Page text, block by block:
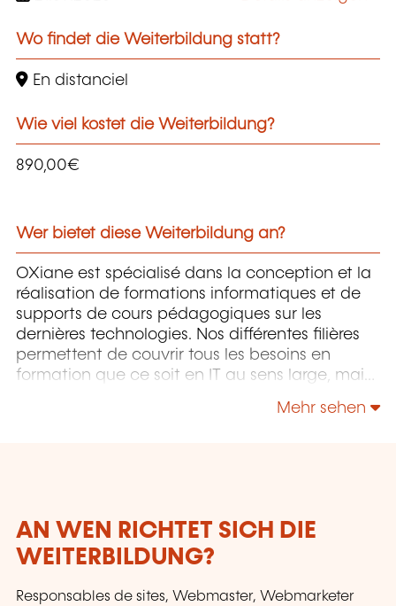
Wo findet die Weiterbildung statt?
En distanciel
Wie viel kostet die Weiterbildung?
890,00€
Wer bietet diese Weiterbildung an?
OXiane est spécialisé dans la conception et la
réalisation de formations informatiques et de
supports de cours pédagogiques sur les
dernières technologies. Nos différentes filières
permettent de couvrir tous les besoins en
formation que ce soit en IT au sens large, mais
Management, Communication & leadership.
Mehr sehen
AN WEN RICHTET SICH DIE
WEITERBILDUNG?
Responsables de sites, Webmaster, Webmarketer